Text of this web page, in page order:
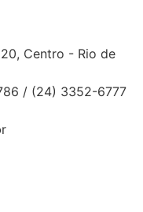
Centro - Rio de
/ (24) 3352-6777